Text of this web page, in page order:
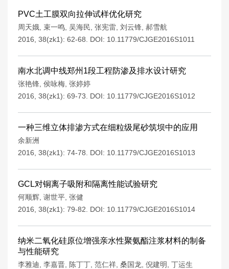
PVC土工膜双向拉伸试样优化研究
周天娥 束一鸣 吴海民 张宪雷 刘云锋 郝雪航
2016, 38(zk1): 62-68.
DOI: 10.11779/CJGE2016S1011
南水北调中线郑州1段工程防渗及排水设计研究
张艳锋 侯咏梅 张婷婷
2016, 38(zk1): 69-73.
DOI: 10.11779/CJGE2016S1012
一种三维立体排渗方式在细粒级尾砂筑坝中的应用
余新洲
2016, 38(zk1): 74-78.
DOI: 10.11779/CJGE2016S1013
GCL对铜离子吸附和隔离性能试验研究
何顺辉 谢世平 张健
2016, 38(zk1): 79-82.
DOI: 10.11779/CJGE2016S1014
纳米二氧化硅原位增强亲水性聚氨酯注浆材料的制备
与性能研究
李雅迪 李嘉晋 陈丁丁 范仁祥 桑国龙 倪建明
丁运生